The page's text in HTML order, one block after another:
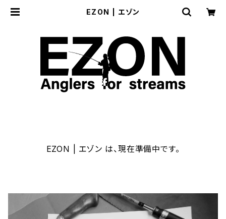
EZON | エゾン
EZON | エゾン は、現在準備中です。